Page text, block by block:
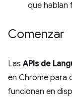
que hablan
Comenzar
LasAPIs de
en Chrome para
funcionan en